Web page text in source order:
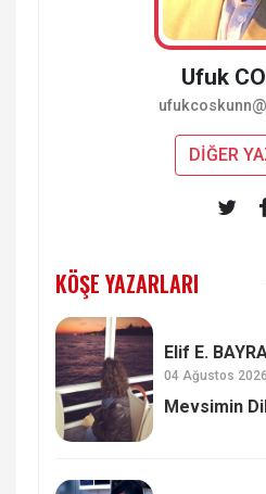
Ufuk
DİĞER
KÖŞE YAZARLARI
Elif E.
04 Ağustos 2026
Mevsimin